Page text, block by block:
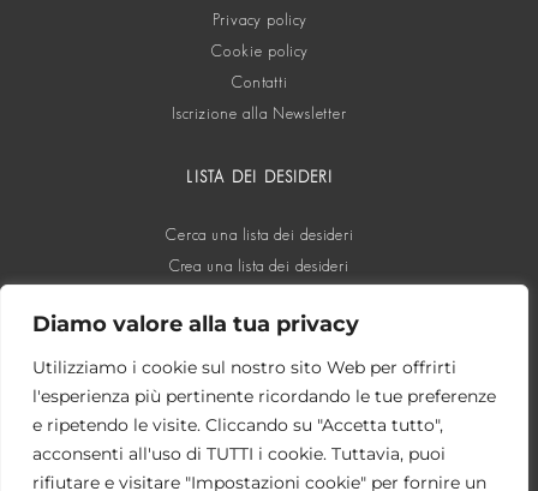
Diamo valore alla tua privacy
Utilizziamo i cookie sul nostro sito Web per offrirti
l'esperienza più pertinente ricordando le tue preferenze
e ripetendo le visite. Cliccando su "Accetta tutto",
acconsenti all'uso di TUTTI i cookie. Tuttavia, puoi
rifiutare e visitare "Impostazioni cookie" per fornire un
Privacy policy
Cookie policy
Contatti
Iscrizione alla Newsletter
LISTA DEI DESIDERI
Cerca una lista dei desideri
Crea una lista dei desideri
SOCIAL